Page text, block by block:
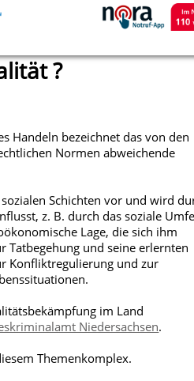
?
Handeln bezeichnet das von den
Normen abweichende
Schichten vor und wird
z. B. durch das soziale
Lage, die sich ihm
Tatbegehung und seine erlernten
Konfliktregulierung und zur
im Land
Niedersachsen.
Themenkomplex.